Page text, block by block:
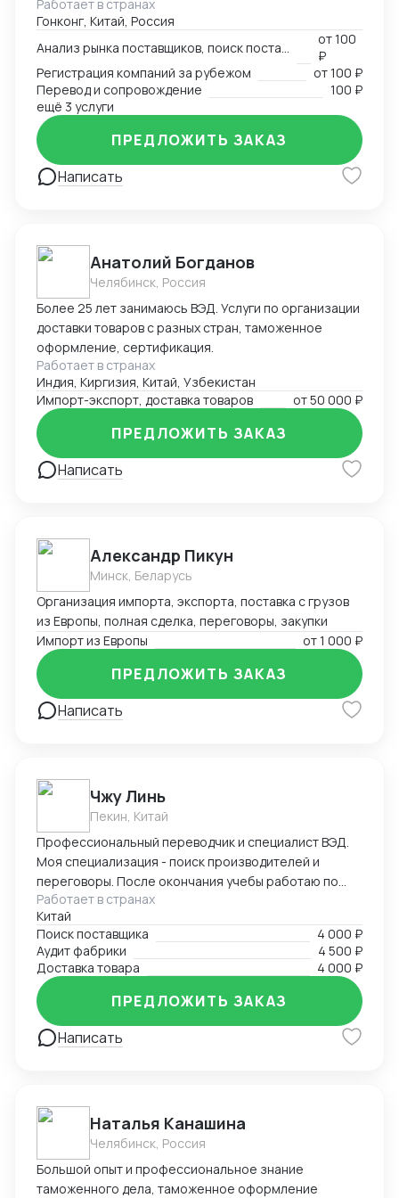
узконаправленных выставок - Провел около 1000
деловых переговоров от поставщика молотков до
уровня Форбс на тему инфраструктурных инвестиций
на десятки млрд долларов Имею огромную
контактную базу: - поставщики всех направлений; -
торговые компании, работающие по параллельному
импорту; - профессиональные и производственные
ассоциации; - главы локальных отделений банков; -
частные фенчурные фонды; - сотрудники фонда
"Один пояс - один путь"; - переводчики в каждом
Работает в странах
Гонконг, Китай, Россия
от100
₽
Регистрация компаний за рубежом
от100 ₽
Перевод и сопровождение
100 ₽
ещё 3 услуги
Написать
ПРЕДЛОЖИТЬ ЗАКАЗ
Анатолий Богданов
Челябинск, Россия
Более 25 лет занимаюсь ВЭД. Услуги по организации
доставки товаров с разных стран, таможенное
оформление, сертификация.
Работает в странах
Индия, Киргизия, Китай, Узбекистан
Импорт-экспорт, доставка товаров
от50 000 ₽
Написать
ПРЕДЛОЖИТЬ ЗАКАЗ
Александр Пикун
Минск, Беларусь
Организация импорта, экспорта, поставка с грузов
из Европы, полная сделка, переговоры, закупки
Импорт из Европы
от1 000 ₽
Написать
ПРЕДЛОЖИТЬ ЗАКАЗ
Чжу Линь
Пекин, Китай
Профессиональный переводчик и специалист ВЭД.
Моя специализация - поиск производителей и
переговоры. После окончания учебы работаю по
специальности, имею большой опыт работы с
китайскими производителями, транспортными
компаниями, таможней. Была представителем
нескольких российских компаний в Китае, также
имею опыт работы на китайском производственном
предприятии. Оказываю услуги представителя в
Китае: поиск производителей, контроль качества,
доставка. С моей помощью вы гарантировано
Работает в странах
Китай
Поиск поставщика
4 000 ₽
Аудит фабрики
4 500 ₽
Доставка товара
4 000 ₽
Написать
ПРЕДЛОЖИТЬ ЗАКАЗ
Наталья Канашина
Челябинск, Россия
Большой опыт и профессиональное знание
таможенного дела, таможенное оформление